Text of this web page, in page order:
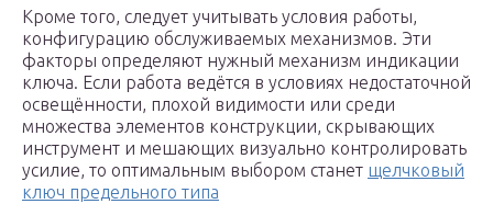
Кроме того, следует учитывать условия работы,
конфигурацию обслуживаемых механизмов. Эти
факторы определяют нужный механизм индикации
ключа. Если работа ведётся в условиях недостаточной
освещённости, плохой видимости или среди
множества элементов конструкции, скрывающих
инструмент и мешающих визуально контролировать
усилие, то оптимальным выбором станет щелчковый
ключ предельного типа